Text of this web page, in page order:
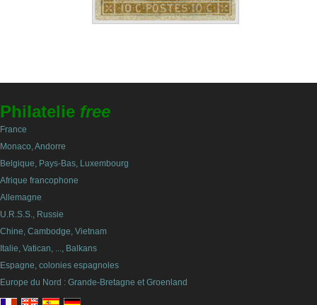
Philatelie free
France
Monaco, Andorre
Belgique, Pays-Bas, Luxembourg
Afrique francophone
Allemagne
U.R.S.S., Russie
Chine, Cambodge, Vietnam
Italie, Vatican, ..., Balkans
Espagne, colonies espagnoles
Europe du Nord : Grande-Bretagne et Groenland